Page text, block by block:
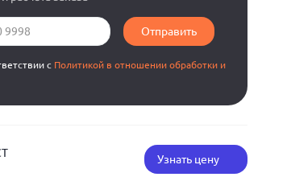
Отправить
с Политикой в отношении обработки и
Узнать цену